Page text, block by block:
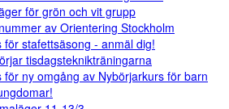
för grön och vit grupp
av Orientering Stockholm
för stafettsäsong - anmäl dig!
tisdagsteknikträningarna
för ny omgång av Nybörjarkurs för barn